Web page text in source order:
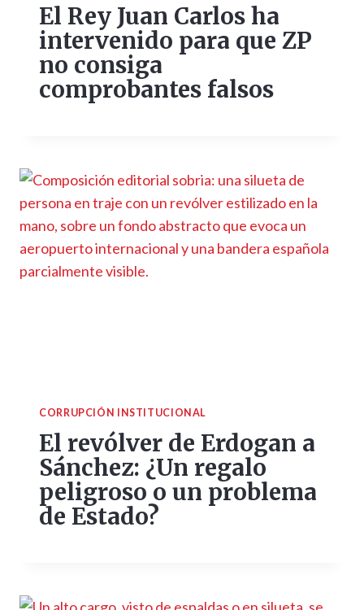
El Rey Juan Carlos ha
intervenido para que ZP
no consiga
comprobantes falsos
CORRUPCIÓN INSTITUCIONAL
El revólver de Erdogan a
Sánchez: ¿Un regalo
peligroso o un problema
de Estado?